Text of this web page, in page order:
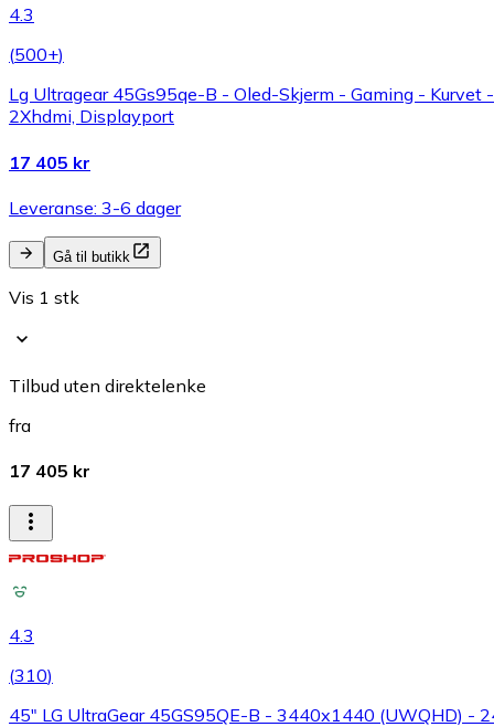
4.3
(500+)
Lg Ultragear 45Gs95qe-B - Oled-Skjerm - Gaming -
2Xhdmi, Displayport
17 405 kr
Leveranse: 3-6 dager
Gå til butikk
Vis 1 stk
Tilbud uten direktelenke
fra
17 405 kr
4.3
(310)
45" LG UltraGear 45GS95QE-B - 3440x1440 (UWQHD) -